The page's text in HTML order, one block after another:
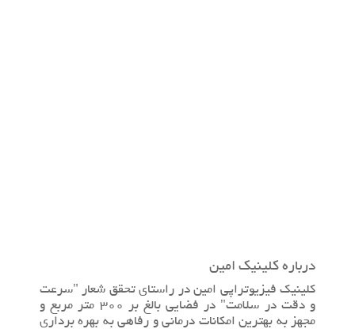
درباره کلینیک امین
کلینیک فیزیوتراپی امین در راستای تحقق شعار "سرعت
و دقت در سلامت" در فضایی بالغ بر 300 متر مربع و
مجهز به بهترین امکانات درمانی و رفاهی به بهره برداری